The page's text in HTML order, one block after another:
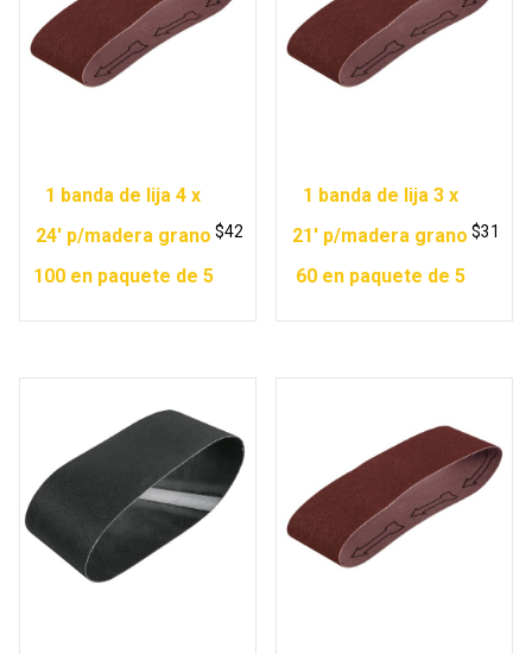
1 banda de lija 4 x
24′ p/madera grano
100 en paquete de 5
$42
1 banda de lija 3 x
21′ p/madera grano
60 en paquete de 5
$31